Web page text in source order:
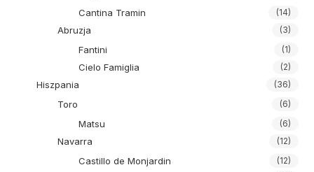
Cantina Tramin (14)
Abruzja (3)
Fantini (1)
Cielo Famiglia (2)
Hiszpania (36)
Toro (6)
Matsu (6)
Navarra (12)
Castillo de Monjardin (12)